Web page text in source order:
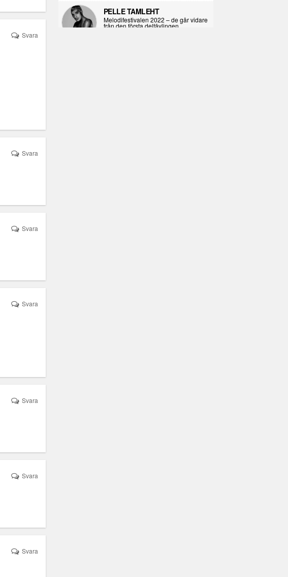
Svara
Svara
Svara
Svara
Svara
Svara
Svara
PELLE TAMLEHT
Melodifestivalen 2022 – de går vidare
från den första deltävlingen